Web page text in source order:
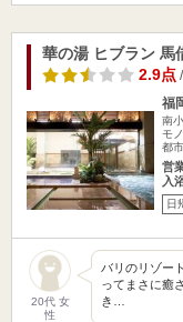
華の湯 ヒブラン 馬
2.9点/
福
南
モ
都
営
入
日
20代 女
性
バリのリゾー
ってまさに癒
き…